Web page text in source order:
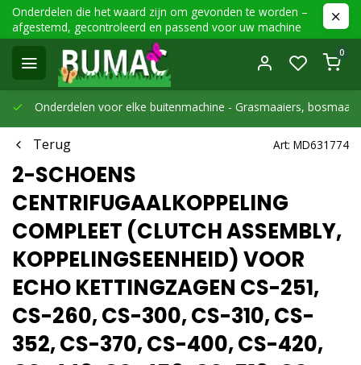
Onderdelen die het waard zijn om gevonden te worden –
afgestemd, gecontroleerd en passend voor uw machine
0
Onderdelen voor elke buitenmachine - Grasmaaiers,
Terug Art: MD631774
2-SCHOENS
CENTRIFUGAALKOPPELING
COMPLEET (CLUTCH ASSEMBLY,
KOPPELINGSEENHEID) VOOR
ECHO KETTINGZAGEN CS-251,
CS-260, CS-300, CS-310, CS-
352, CS-370, CS-400, CS-420,